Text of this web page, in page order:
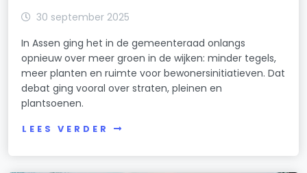
30 september 2025
In Assen ging het in de gemeenteraad onlangs
opnieuw over meer groen in de wijken: minder tegels,
meer planten en ruimte voor bewonersinitiatieven. Dat
debat ging vooral over straten, pleinen en
plantsoenen.
LEES VERDER